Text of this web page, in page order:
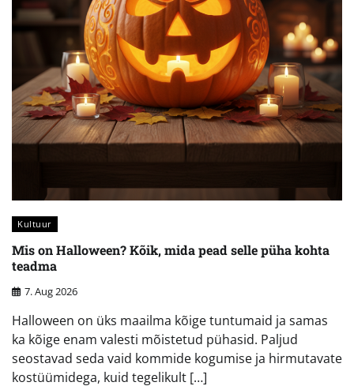
Kultuur
Mis on Halloween? Kõik, mida pead selle püha kohta
teadma
7. Aug 2026
Halloween on üks maailma kõige tuntumaid ja samas
ka kõige enam valesti mõistetud pühasid. Paljud
seostavad seda vaid kommide kogumise ja hirmutavate
kostüümidega, kuid tegelikult […]